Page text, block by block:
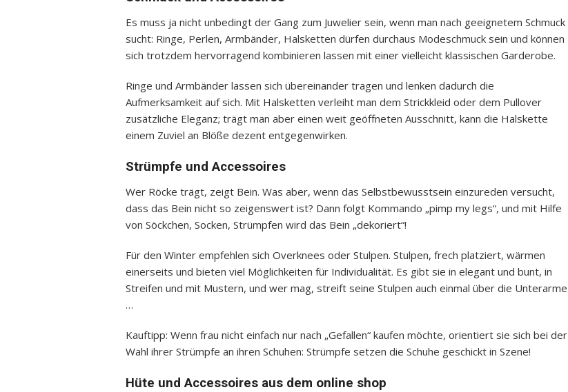
Es muss ja nicht unbedingt der Gang zum Juwelier sein, wenn man nach geeignetem Schmuck
sucht: Ringe, Perlen, Armbänder, Halsketten dürfen durchaus Modeschmuck sein und können
sich trotzdem hervorragend kombinieren lassen mit einer vielleicht klassischen Garderobe.
Ringe und Armbänder lassen sich übereinander tragen und lenken dadurch die
Aufmerksamkeit auf sich. Mit Halsketten verleiht man dem Strickkleid oder dem Pullover
zusätzliche Eleganz; trägt man aber einen weit geöffneten Ausschnitt, kann die Halskette
einem Zuviel an Blöße dezent entgegenwirken.
Strümpfe und Accessoires
Wer Röcke trägt, zeigt Bein. Was aber, wenn das Selbstbewusstsein einzureden versucht,
dass das Bein nicht so zeigenswert ist? Dann folgt Kommando „pimp my legs“, und mit Hilfe
von Söckchen, Socken, Strümpfen wird das Bein „dekoriert“!
Für den Winter empfehlen sich Overknees oder Stulpen. Stulpen, frech platziert, wärmen
einerseits und bieten viel Möglichkeiten für Individualität. Es gibt sie in elegant und bunt, in
Streifen und mit Mustern, und wer mag, streift seine Stulpen auch einmal über die Unterarme
…
Kauftipp: Wenn frau nicht einfach nur nach „Gefallen“ kaufen möchte, orientiert sie sich bei der
Wahl ihrer Strümpfe an ihren Schuhen: Strümpfe setzen die Schuhe geschickt in Szene!
Hüte und Accessoires aus dem online shop